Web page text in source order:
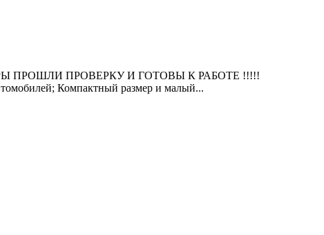
ПРОШЛИ ПРОВЕРКУ И ГОТОВЫ К РАБОТЕ !!!!!
Компактный размер и малый...